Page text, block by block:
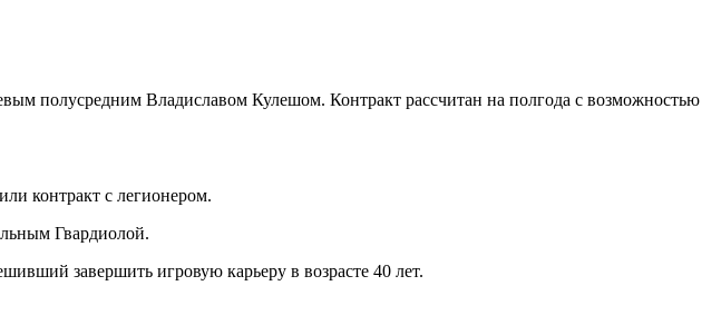
полусредним Владиславом Кулешом. Контракт рассчитан на полгода с возможностью
контракт с легионером.
Гвардиолой.
завершить игровую карьеру в возрасте 40 лет.